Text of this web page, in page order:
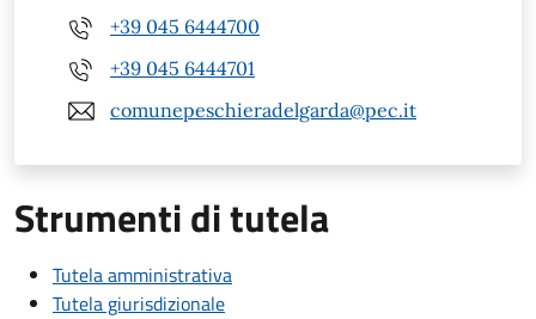
+39 045 6444700
+39 045 6444701
comunepeschieradelgarda@pec.it
Strumenti di tutela
Tutela amministrativa
Tutela giurisdizionale